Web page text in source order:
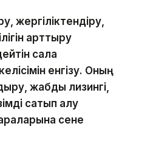
жергіліктендіру,
арттыру
сала
енгізу. Оның
жабдық лизингі,
сатып алу
сене